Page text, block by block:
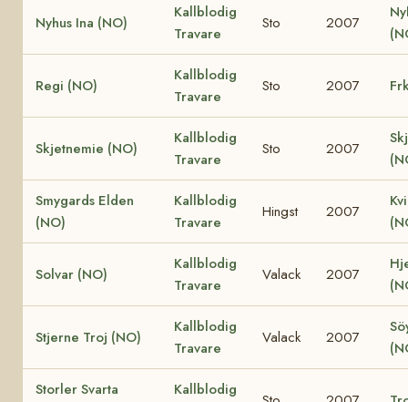
Nyhus Ina (NO)
Kallblodig
Travare
Sto 2007
Regi (NO)
Kallblodig
Travare
Sto 2007
Skjetnemie (NO)
Kallblodig
Travare
Sto 2007
Smygards Elden
(NO)
Kallblodig
Travare
Hingst 2007
Solvar (NO)
Kallblodig
Travare
Valack 2007
Stjerne Troj (NO)
Kallblodig
Travare
Valack 2007
Storler Svarta
Kallblodig